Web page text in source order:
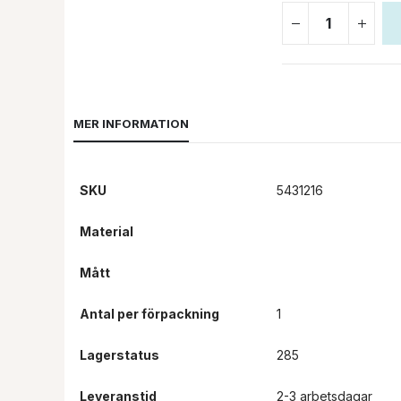
MER INFORMATION
SKU 5431216
Material
Mått
Antal per förpackning 1
Lagerstatus 285
Leveranstid 2-3 arbetsdagar